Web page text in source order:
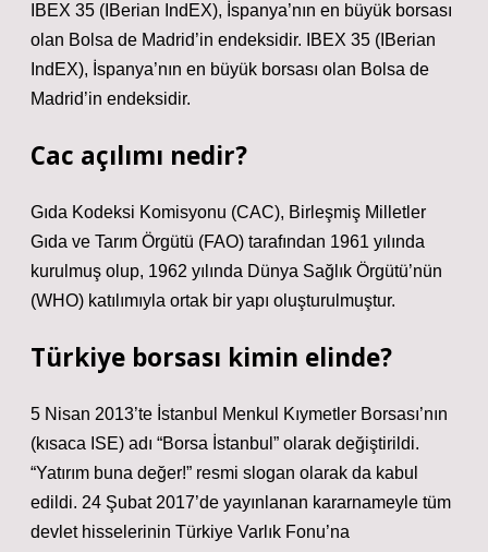
IBEX 35 (IBerian IndEX), İspanya’nın en büyük borsası
olan Bolsa de Madrid’in endeksidir. IBEX 35 (IBerian
IndEX), İspanya’nın en büyük borsası olan Bolsa de
Madrid’in endeksidir.
Cac açılımı nedir?
Gıda Kodeksi Komisyonu (CAC), Birleşmiş Milletler
Gıda ve Tarım Örgütü (FAO) tarafından 1961 yılında
kurulmuş olup, 1962 yılında Dünya Sağlık Örgütü’nün
(WHO) katılımıyla ortak bir yapı oluşturulmuştur.
Türkiye borsası kimin elinde?
5 Nisan 2013’te İstanbul Menkul Kıymetler Borsası’nın
(kısaca ISE) adı “Borsa İstanbul” olarak değiştirildi.
“Yatırım buna değer!” resmi slogan olarak da kabul
edildi. 24 Şubat 2017’de yayınlanan kararnameyle tüm
devlet hisselerinin Türkiye Varlık Fonu’na